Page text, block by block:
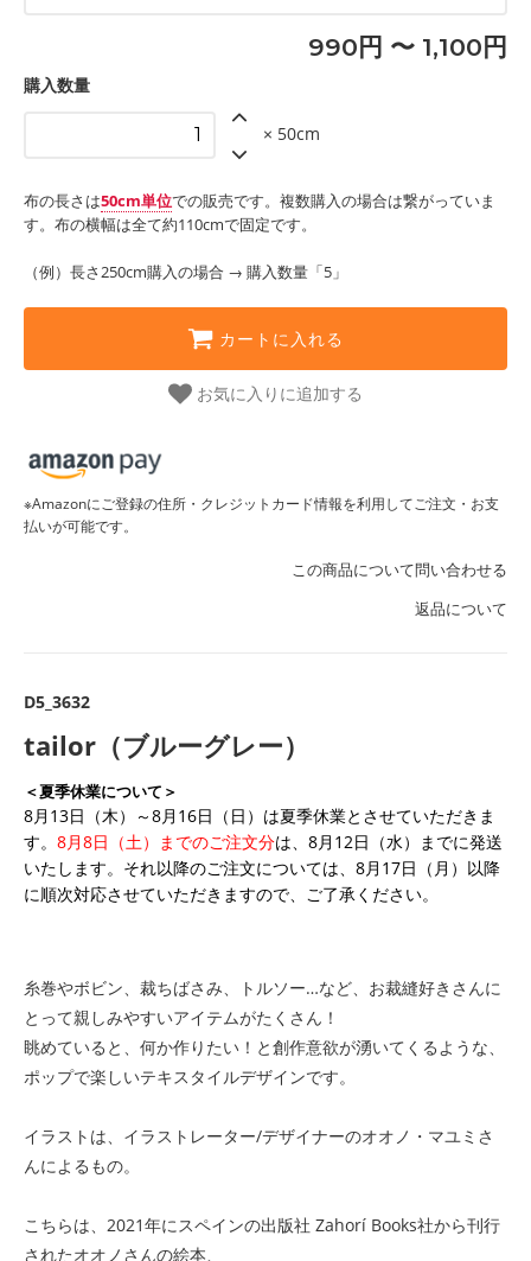
990円 〜 1,100円
購入数量
× 50cm
布の長さは50cm単位での販売です。複数購入の場合は繋がっていま
す。布の横幅は全て約110cmで固定です。
（例）長さ250cm購入の場合 → 購入数量「5」
カートに入れる
お気に入りに追加する
※Amazonにご登録の住所・クレジットカード情報を利用してご注文・お支
払いが可能です。
この商品について問い合わせる
返品について
D5_3632
tailor（ブルーグレー）
＜夏季休業について＞
8月13日（木）～8月16日（日）は夏季休業とさせていただきま
す。 8月8日（土）までのご注文分は、8月12日（水）までに発送
いたします。それ以降のご注文については、8月17日（月）以降
に順次対応させていただきますので、ご了承ください。
糸巻やボビン、裁ちばさみ、トルソー…など、お裁縫好きさんに
とって親しみやすいアイテムがたくさん！
眺めていると、何か作りたい！と創作意欲が湧いてくるような、
ポップで楽しいテキスタイルデザインです。
イラストは、イラストレーター/デザイナーのオオノ・マユミさ
んによるもの。
こちらは、2021年にスペインの出版社 Zahorí Books社から刊行
されたオオノさんの絵本、